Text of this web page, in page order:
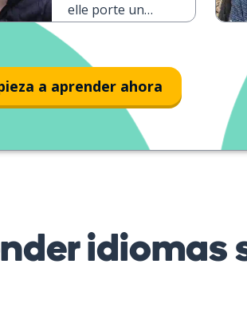
elle porte une
a aprender ahora
idiomas